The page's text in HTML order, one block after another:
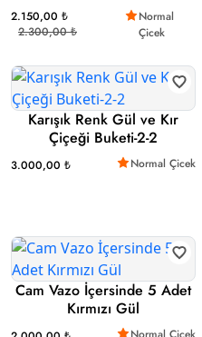
2.150,00 ₺
2.300,00 ₺
Normal
Çicek
Karışık Renk Gül ve Kır
Çiçeği Buketi-2-2
3.000,00 ₺ Normal Çicek
Cam Vazo İçersinde 5 Adet
Kırmızı Gül